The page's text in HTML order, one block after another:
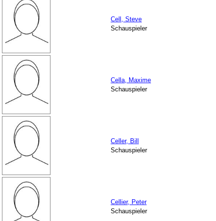
Cell, Steve
Schauspieler
Cella, Maxime
Schauspieler
Celler, Bill
Schauspieler
Cellier, Peter
Schauspieler